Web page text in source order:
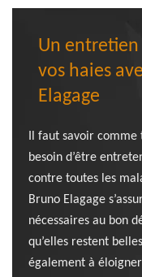
Un
vos haies
Elagage
Il faut savoir
besoin d’être
contre toutes les
Bruno Elagage
nécessaires au bon
qu’elles restent
également à